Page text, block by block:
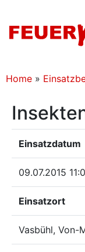
Home »
Einsatzdatum
09.07.2015
Einsatzort
Vasbühl, Von-